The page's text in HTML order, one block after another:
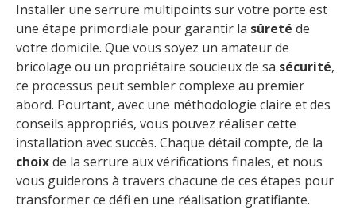
Installer une serrure multipoints sur votre porte est
une étape primordiale pour garantir la sûreté de
votre domicile. Que vous soyez un amateur de
bricolage ou un propriétaire soucieux de sa sécurité,
ce processus peut sembler complexe au premier
abord. Pourtant, avec une méthodologie claire et des
conseils appropriés, vous pouvez réaliser cette
installation avec succès. Chaque détail compte, de la
choixde la serrure aux vérifications finales, et nous
vous guiderons à travers chacune de ces étapes pour
transformer ce défi en une réalisation gratifiante.